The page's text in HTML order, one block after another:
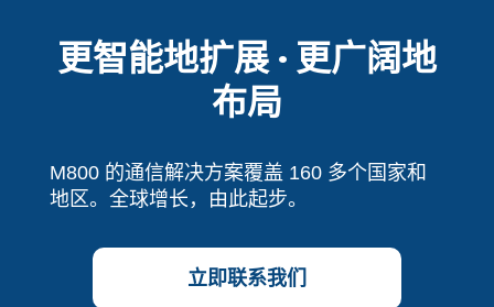
更智能地扩展 · 更广阔地
布局
M800 的通信解决方案覆盖 160 多个国家和
地区。全球增长，由此起步。
立即联系我们